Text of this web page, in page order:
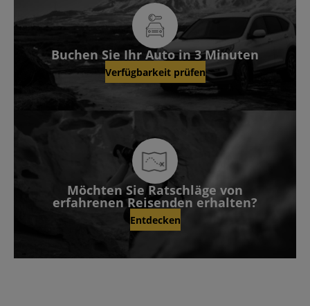
Buchen Sie Ihr Auto in 3 Minuten
Verfügbarkeit prüfen
Möchten Sie Ratschläge von
erfahrenen Reisenden erhalten?
Entdecken